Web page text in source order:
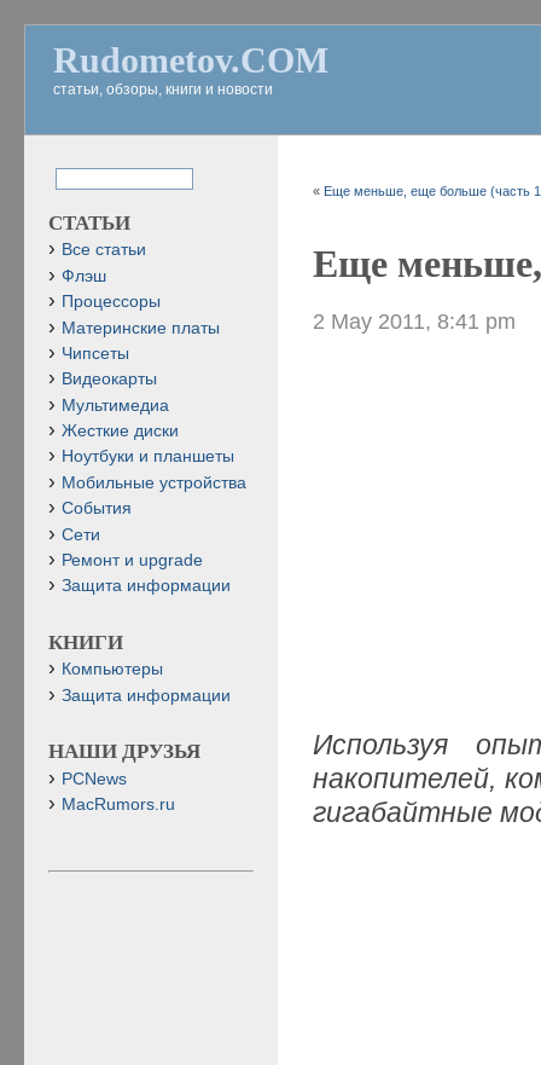
Rudometov.COM
статьи, обзоры, книги и новости
« Еще меньше, еще больше (часть
Еще
2 May 2011, 8:41 pm
Используя
накопителей,
гигабайтные
СТАТЬИ
Все статьи
Флэш
Процессоры
Материнские платы
Чипсеты
Видеокарты
Мультимедиа
Жесткие диски
Ноутбуки и планшеты
Мобильные устройства
События
Сети
Ремонт и upgrade
Защита информации
КНИГИ
Компьютеры
Защита информации
НАШИ ДРУЗЬЯ
PCNews
MacRumors.ru